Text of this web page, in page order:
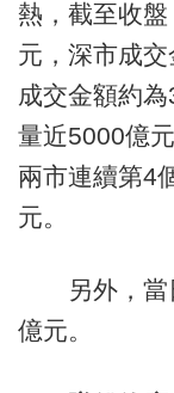
熱，截至收
元，深市成
成交金額約
量近5000億
兩市連續第4
元。
另外，當
億元。